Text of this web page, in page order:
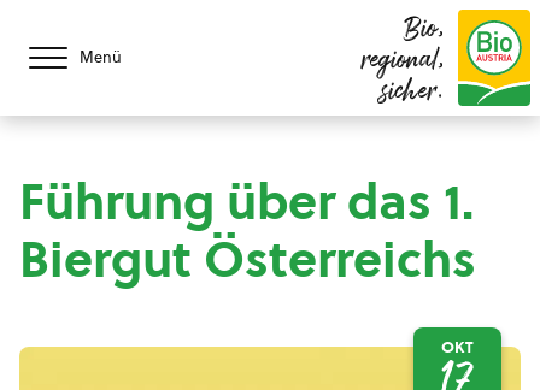
Menü
Bio,
regional,
sicher.
Führung über das 1.
Biergut Österreichs
OKT